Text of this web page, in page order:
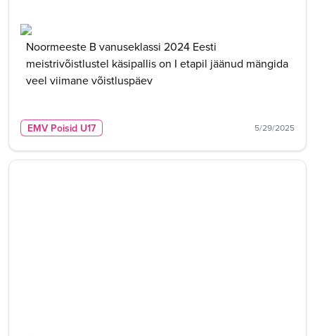
Noormeeste B vanuseklassi 2024 Eesti
meistrivõistlustel käsipallis on I etapil jäänud mängida
veel viimane võistluspäev
EMV Poisid U17 5/29/2025